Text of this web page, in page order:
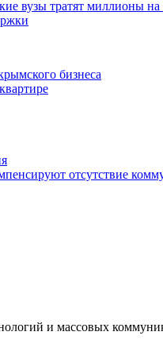
вузы тратят миллионы
бизнеса
отсутствие
и массовых